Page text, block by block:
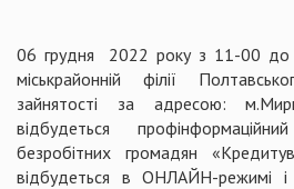
06 грудня 2022 року з 11-00 до
міськрайонній філії
зайнятості за адресою:
відбудеться
безробітних громадян
відбудеться в ОНЛАЙН-режимі